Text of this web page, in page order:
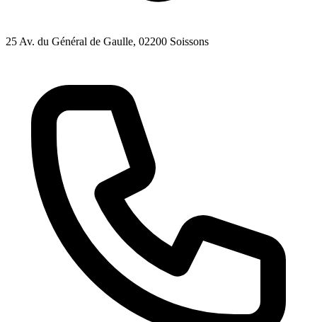
25 Av. du Général de Gaulle, 02200 Soissons